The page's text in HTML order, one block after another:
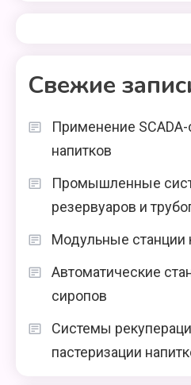
Свежие
Применение
напитков
Промышленные
резервуаров и
Модульные станции
Автоматические
сиропов
Системы
пастеризации